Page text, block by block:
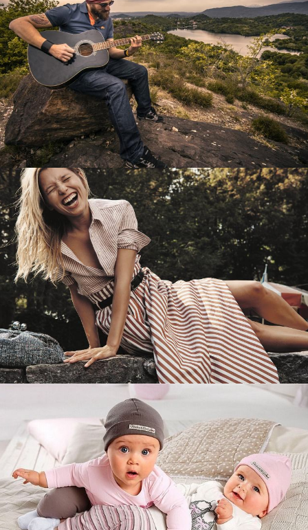
Перевод интернет-магазина
Guitaramania.ru на 1С-Битрикс
Смотреть проект
Имиджевый сайт для сети магазинов
Soho Project
Смотреть проект
Увеличили выручку интернет-
магазину topdatop.ru на 25%!